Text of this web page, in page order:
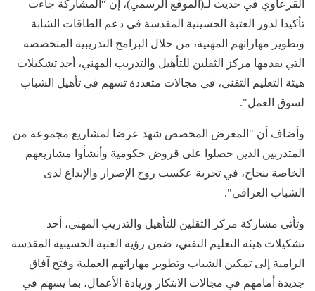
القرعاوي في حديث لـ(الموقع الرسمي)، إن “المشاركة جاءت
تأكيدا لدور العتبة الحسينية المقدسة في دعم الطاقات الشابة
وتطوير مهاراتهم المهنية، من خلال البرامج التدريبية المتخصصة
التي يقدمها مركز الثقلين للتأهيل والتدريب المهني، أحد تشكيلات
هيئة التعليم التقني، في مجالات متعددة تسهم في تأهيل الشباب
لسوق العمل".
وأضاف أن "المعرض المخصص شهد عرضا لمشاريع مجموعة من
المتدربين الذين حصلوا على قروض حكومية وأنشأوا مشاريعهم
الخاصة بنجاح، في تجربة عكست روح الإصرار والإبداع لدى
الشباب العراقي".
وتأتي مشاركة مركز الثقلين للتأهيل والتدريب المهني، أحد
تشكيلات هيئة التعليم التقني، ضمن رؤية العتبة الحسينية المقدسة
الرامية إلى تمكين الشباب وتطوير مهاراتهم العملية وفتح آفاق
جديدة أمامهم في مجالات الابتكار وريادة الأعمال، بما يسهم في